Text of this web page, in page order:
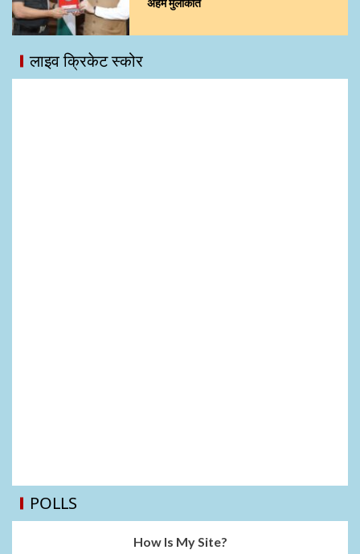
अहम मुलाकात
लाइव क्रिकेट स्कोर
POLLS
How Is My Site?